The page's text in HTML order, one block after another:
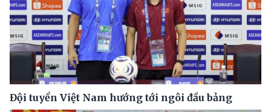
Đội tuyển Việt Nam hướng tới ngôi đầu bảng